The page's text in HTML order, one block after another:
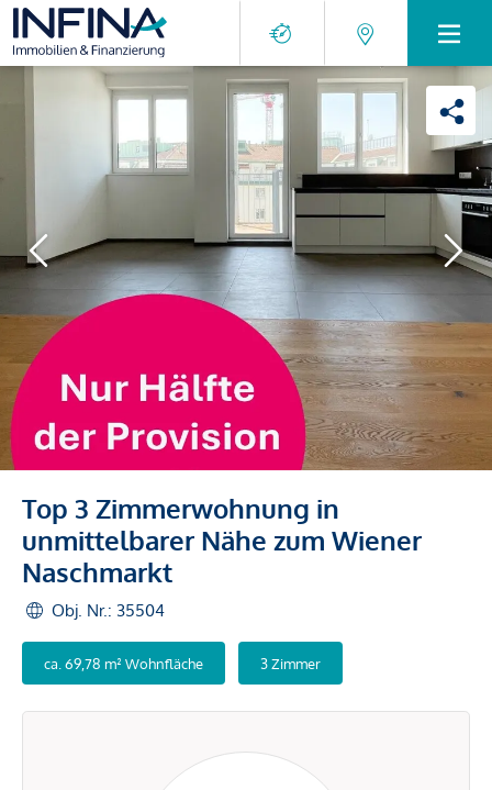
Top 3 Zimmerwohnung in
unmittelbarer Nähe zum Wiener
Naschmarkt
Obj. Nr.: 35504
ca. 69,78 m² Wohnfläche 3 Zimmer